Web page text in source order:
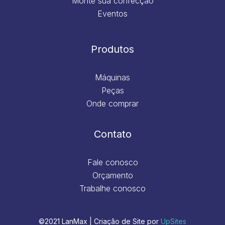
Eventos
Produtos
Máquinas
Peças
Onde comprar
Contato
Fale conosco
Orçamento
Trabalhe conosco
©2021 LanMax | Criação de Site por UpSites